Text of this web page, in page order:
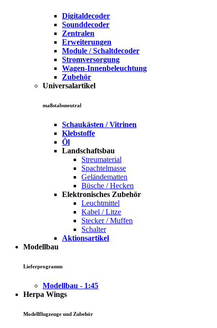
Digitaldecoder
Sounddecoder
Zentralen
Erweiterungen
Module / Schaltdecoder
Stromversorgung
Wagen-Innenbeleuchtung
Zubehör
Universalartikel
maßstabsneutral
Schaukästen / Vitrinen
Klebstoffe
Öl
Landschaftsbau
Streumaterial
Spachtelmasse
Geländematten
Büsche / Hecken
Elektronisches Zubehör
Leuchtmittel
Kabel / Litze
Stecker / Muffen
Schalter
Aktionsartikel
Modellbau
Lieferprogramm
Modellbau - 1:45
Herpa Wings
Modellflugzeuge und Zubehör